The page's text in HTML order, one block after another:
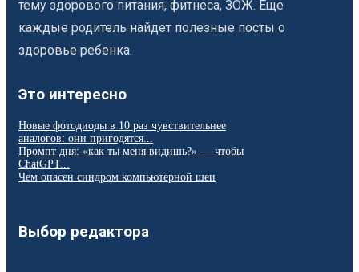
тему здорового питания, фитнеса, ЗОЖ. Еще
каждые родитель найдет полезные посты о
здоровье ребенка.
Это интересно
Новые фотодиоды в 10 раз чувствительнее
аналогов: они пригодятся...
Промпт дня: «как ты меня видишь?» — чтобы
ChatGPT...
Чем опасен синдром компьютерной шеи
Выбор редактора